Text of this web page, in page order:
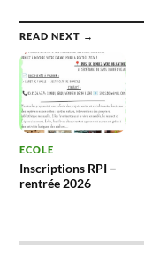
READ NEXT →
ECOLE
Inscriptions RPI –
rentrée 2026